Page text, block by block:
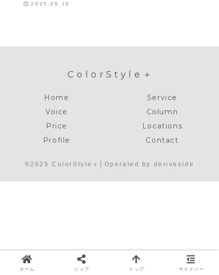
2025.08.18
ColorStyle＋
Home
Service
Voice
Column
Price
Locations
Profile
Contact
©2025 ColorStyle＋│Operated by deriveside
ホーム シェア トップ サイドバー